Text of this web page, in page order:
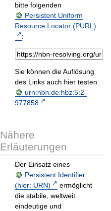
bitte folgenden
Persistent Uniform
Resource Locator (PURL)
:
Sie können die Auflösung
des Links auch hier testen:
urn:nbn:de:hbz:5:2-
977858
Nähere
Erläuterungen
Der Einsatz eines
Persistent Identifier
(hier: URN)
ermöglicht
die stabile, weltweit
eindeutige und